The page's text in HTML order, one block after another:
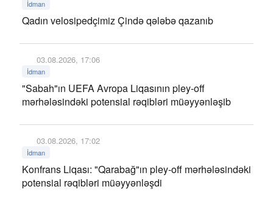
İdman
Qadın velosipedçimiz Çində qələbə qazanıb
03.08.2026, 17:06
İdman
"Sabah"ın UEFA Avropa Liqasının pley-off
mərhələsindəki potensial rəqibləri müəyyənləşib
03.08.2026, 17:02
İdman
Konfrans Liqası: "Qarabağ"ın pley-off mərhələsindəki
potensial rəqibləri müəyyənləşdi